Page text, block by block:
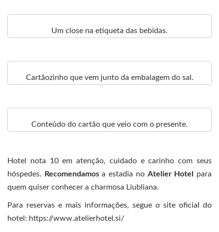
Um close na etiqueta das bebidas.
Cartãozinho que vem junto da embalagem do sal.
Conteúdo do cartão que veio com o presente.
Hotel nota 10 em atenção, cuidado e carinho com seus
hóspedes.
Recomendamosa estadia no Atelier Hotel
para
quem quiser conhecer a charmosa Liubliana.
Para reservas e mais informações, segue o site oficial do
hotel: https://www.atelierhotel.si/